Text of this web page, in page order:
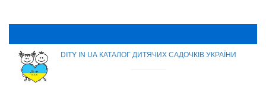
DITY IN UA КАТАЛОГ ДИТЯЧИХ САДОЧКІВ УКРАЇНИ